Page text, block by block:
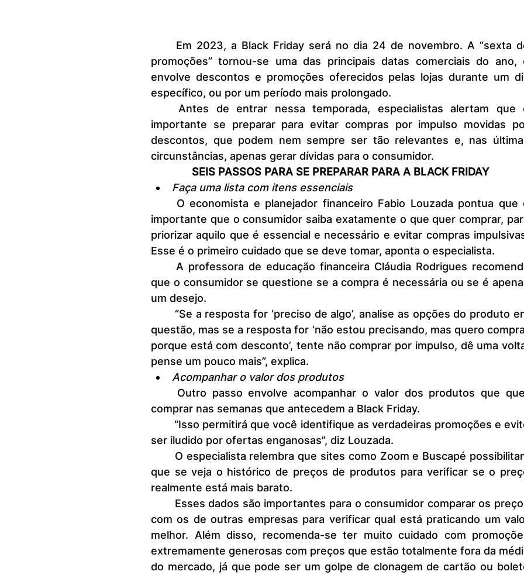
promoções” tornou-se uma das principais datas comerciais do ano,
envolve descontos e promoções oferecidos pelas lojas durante um
específico, ou por um período mais prolongado.
importante se preparar para evitar compras por impulso movidas
descontos, que podem nem sempre ser tão relevantes e, nas
circunstâncias, apenas gerar dívidas para o consumidor.
SEIS PASSOS PARA SE PREPARAR PARA A BLACK FRIDAY
Faça uma lista com itens essenciais
importante que o consumidor saiba exatamente o que quer comprar,
priorizar aquilo que é essencial e necessário e evitar compras
Esse é o primeiro cuidado que se deve tomar, aponta o especialista.
que o consumidor se questione se a compra é necessária ou se é
um desejo.
questão, mas se a resposta for ‘não estou precisando, mas quero
porque está com desconto’, tente não comprar por impulso, dê uma
pense um pouco mais”, explica.
Acompanhar o valor dos produtos
comprar nas semanas que antecedem a Black Friday.
	“Isso permitirá que você identifique as verdadeiras promoções e evite
ser iludido por ofertas enganosas”, diz Louzada.
que se veja o histórico de preços de produtos para verificar se o
realmente está mais barato.
com os de outras empresas para verificar qual está praticando um
melhor. Além disso, recomenda-se ter muito cuidado com
extremamente generosas com preços que estão totalmente fora da
do mercado, já que pode ser um golpe de clonagem de cartão ou